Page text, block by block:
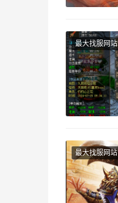
最大找服网站
最大找服网站